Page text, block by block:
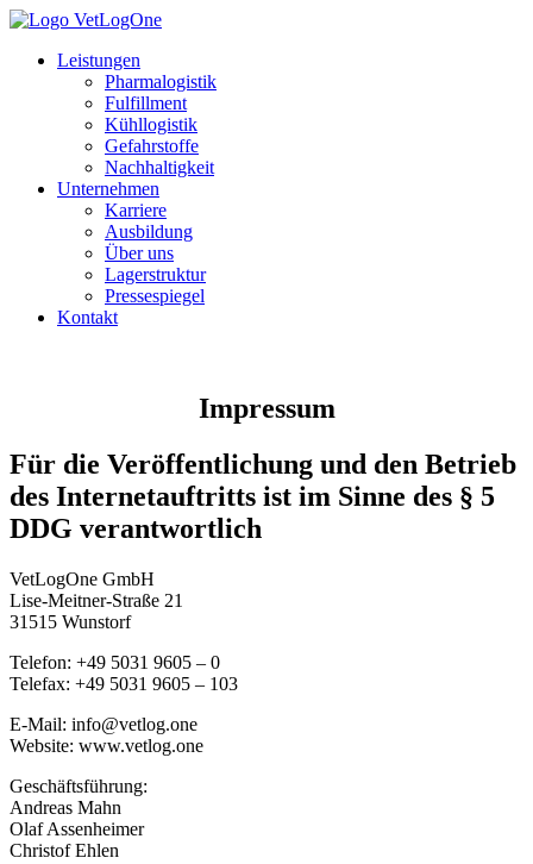
Leistungen
Pharmalogistik
Fulfillment
Kühllogistik
Gefahrstoffe
Nachhaltigkeit
Unternehmen
Karriere
Ausbildung
Über uns
Lagerstruktur
Pressespiegel
Kontakt
Impressum
Für die Veröffentlichung und den Betrieb
des Internetauftritts ist im Sinne des § 5
DDG verantwortlich
VetLogOne GmbH
Lise-Meitner-Straße 21
31515 Wunstorf
Telefon: +49 5031 9605 – 0
Telefax: +49 5031 9605 – 103
E-Mail: info@vetlog.one
Website: www.vetlog.one
Geschäftsführung:
Andreas Mahn
Olaf Assenheimer
Christof Ehlen